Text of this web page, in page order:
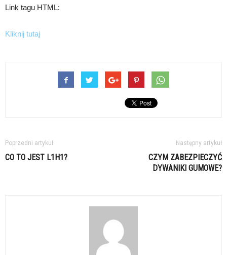
Link tagu HTML:
Kliknij tutaj
Poprzedni artykuł
CO TO JEST L1H1?
Następny artykuł
CZYM ZABEZPIECZYĆ
DYWANIKI GUMOWE?